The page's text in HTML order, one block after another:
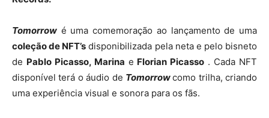
Tomorrow é uma comemoração ao lançamento de uma
coleção de NFT’s disponibilizada pela neta e pelo bisneto
de Pablo Picasso, Marina e Florian Picasso . Cada NFT
disponível terá o áudio de Tomorrowcomo trilha, criando
uma experiência visual e sonora para os fãs.